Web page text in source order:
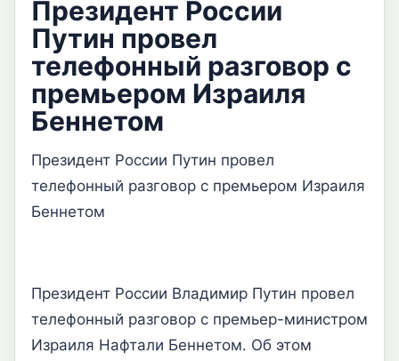
Президент России
Путин провел
телефонный разговор с
премьером Израиля
Беннетом
Президент России Путин провел
телефонный разговор с премьером Израиля
Беннетом
Президент России Владимир Путин провел
телефонный разговор с премьер-министром
Израиля Нафтали Беннетом. Об этом